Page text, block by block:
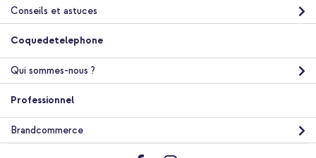
Conseils et astuces
Coquedetelephone
Qui sommes-nous ?
Professionnel
Brandcommerce